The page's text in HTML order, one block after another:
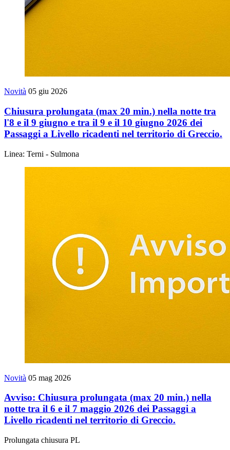
Novità 05 giu 2026
Chiusura prolungata (max 20 min.) nella notte tra
l'8 e il 9 giugno e tra il 9 e il 10 giugno 2026 dei
Passaggi a Livello ricadenti nel territorio di Greccio.
Linea: Terni - Sulmona
Novità 05 mag 2026
Avviso: Chiusura prolungata (max 20 min.) nella
notte tra il 6 e il 7 maggio 2026 dei Passaggi a
Livello ricadenti nel territorio di Greccio.
Prolungata chiusura PL